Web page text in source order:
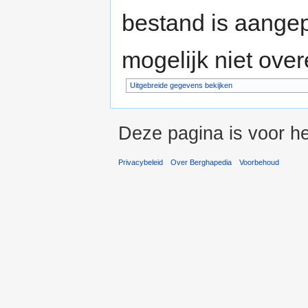
bestand is
mogelijk niet
Uitgebreide gegevens bekijken
Deze pagina is voor
Privacybeleid Over Berghapedia Voorbehoud